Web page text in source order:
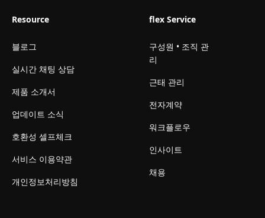
Resource
블로그
실시간 채팅 상담
제품 소개서
업데이트 소식
호환성 셀프체크
서비스 이용약관
개인정보처리방침
flex Service
구성원 • 조직 관
리
근태 관리
전자계약
워크플로우
인사이트
채용